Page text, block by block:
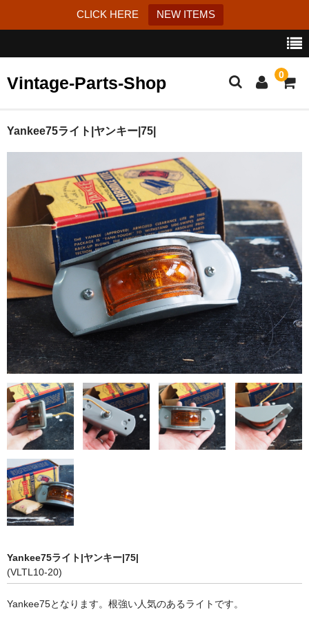
CLICK HERE NEW ITEMS
Vintage-Parts-Shop 0
カート
Instagram
はじめての方へ
お問い合わせ
特定商取引法に基づく表記
Yankee75ライト|ヤンキー|75|
Yankee75ライト|ヤンキー|75|
(VLTL10-20)
Yankee75となります。根強い人気のあるライトです。